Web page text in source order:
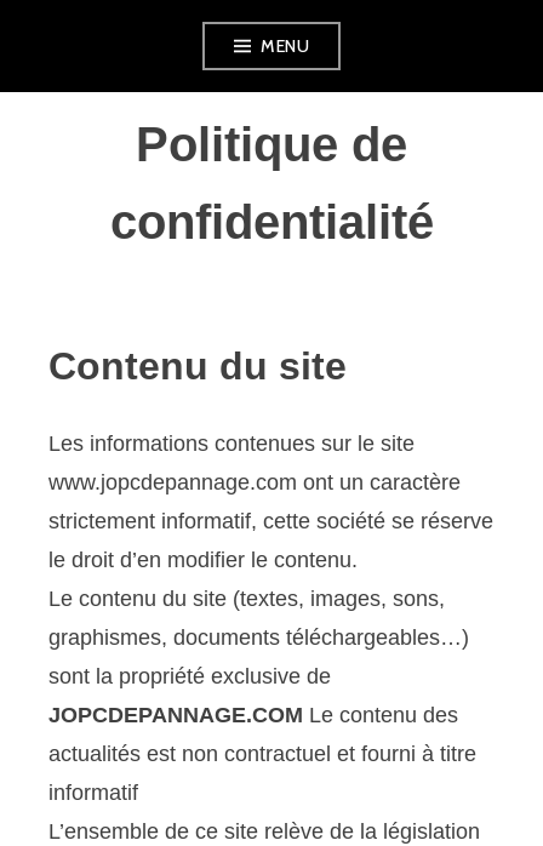
MENU
Politique de
confidentialité
Contenu du site
Les informations contenues sur le site
www.jopcdepannage.com ont un caractère
strictement informatif, cette société se réserve
le droit d’en modifier le contenu.
Le contenu du site (textes, images, sons,
graphismes, documents téléchargeables…)
sont la propriété exclusive de
JOPCDEPANNAGE.COM Le contenu des
actualités est non contractuel et fourni à titre
informatif
L’ensemble de ce site relève de la législation